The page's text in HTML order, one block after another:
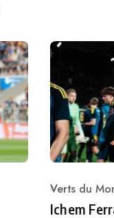
Category
Verts du
Ichem